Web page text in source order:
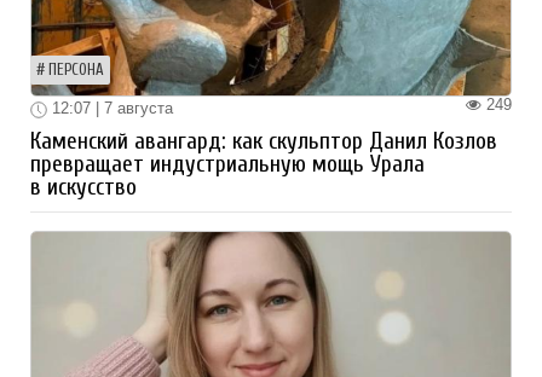
ПЕРСОНА
249
12:07 | 7 августа
Каменский авангард: как скульптор Данил Козлов
превращает индустриальную мощь Урала
в искусство